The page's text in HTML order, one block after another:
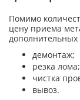
Помимо
цену приема
дополнительных
демонтаж;
резка лома;
чистка
вывоз.